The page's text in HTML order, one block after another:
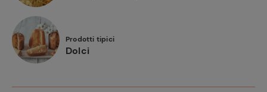
Prodotti tipici
Dolci